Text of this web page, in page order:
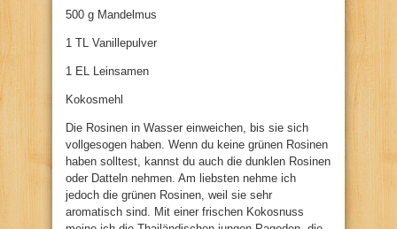
500 g Mandelmus
1 TL Vanillepulver
1 EL Leinsamen
Kokosmehl
Die Rosinen in Wasser einweichen, bis sie sich
vollgesogen haben. Wenn du keine grünen Rosinen
haben solltest, kannst du auch die dunklen Rosinen
oder Datteln nehmen. Am liebsten nehme ich
jedoch die grünen Rosinen, weil sie sehr
aromatisch sind. Mit einer frischen Kokosnuss